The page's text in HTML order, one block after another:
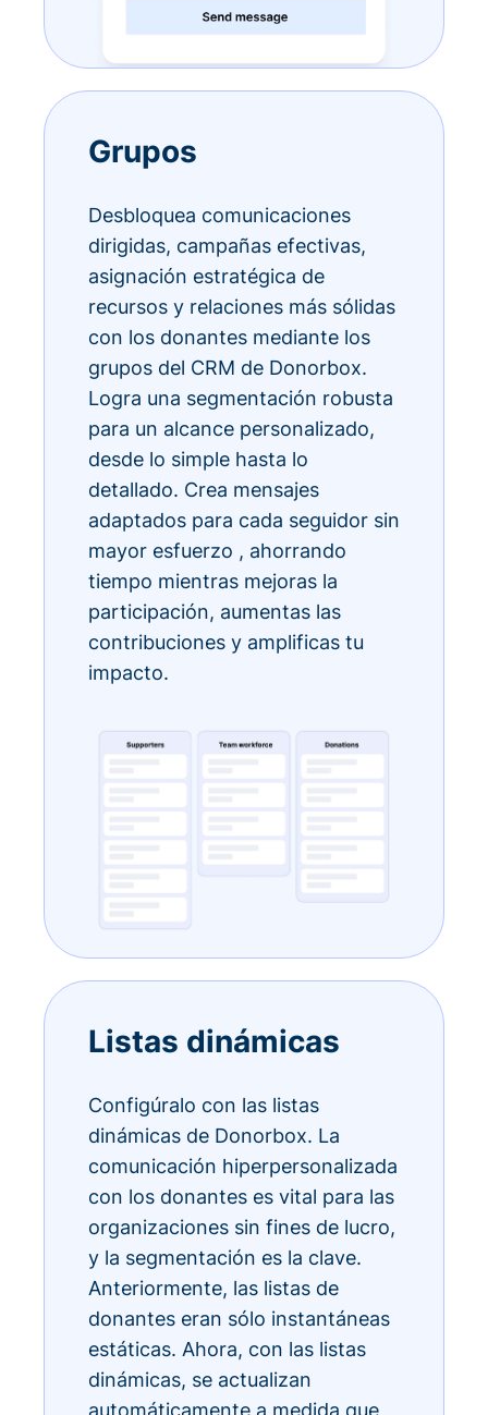
Grupos
Desbloquea comunicaciones
dirigidas, campañas efectivas,
asignación estratégica de
recursos y relaciones más sólidas
con los donantes mediante los
grupos del CRM de Donorbox.
Logra una segmentación robusta
para un alcance personalizado,
desde lo simple hasta lo
detallado. Crea mensajes
adaptados para cada seguidor sin
mayor esfuerzo , ahorrando
tiempo mientras mejoras la
participación, aumentas las
contribuciones y amplificas tu
impacto.
Listas dinámicas
Configúralo con las listas
dinámicas de Donorbox. La
comunicación hiperpersonalizada
con los donantes es vital para las
organizaciones sin fines de lucro,
y la segmentación es la clave.
Anteriormente, las listas de
donantes eran sólo instantáneas
estáticas. Ahora, con las listas
dinámicas, se actualizan
automáticamente a medida que